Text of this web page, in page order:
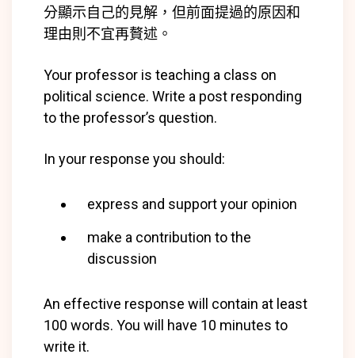
分顯示自己的見解，但前面提過的原因和
理由則不宜再贅述。
Your professor is teaching a class on
political science. Write a post responding
to the professor’s question.
In your response you should:
express and support your opinion
make a contribution to the
discussion
An effective response will contain at least
100 words. You will have 10 minutes to
write it.